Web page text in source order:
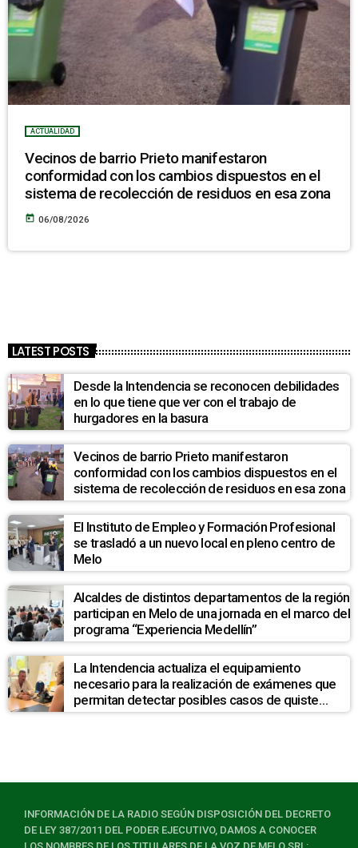
ACTUALIDAD
Vecinos de barrio Prieto manifestaron
conformidad con los cambios dispuestos en el
sistema de recolección de residuos en esa zona
today 06/08/2026
LATEST POSTS
Desde la Intendencia se reconocen debilidades
en lo que tiene que ver con el trabajo de
hurgadores en la basura
Vecinos de barrio Prieto manifestaron
conformidad con los cambios dispuestos en el
sistema de recolección de residuos en esa zona
El Instituto de Empleo y Formación Profesional
se trasladó a un nuevo local en pleno centro de
Melo
Alcaldes de distintos departamentos de la región
participan en Melo de una jornada en el marco del
programa “Experiencia Medellín”
La Intendencia actualiza el equipamiento
necesario para la realización de exámenes que
permitan detectar posibles casos de quiste
hidatídico hepático en la población de La Pedrera
INFORMACIÓN DE LA RADIO SEGÚN DISPOSICIÓN DEL DECRETO
DE LEY 387/2011 DEL PODER EJECUTIVO, DAMOS A CONOCER